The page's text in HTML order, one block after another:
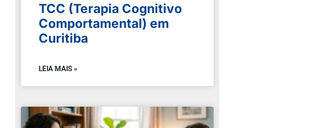
TCC (Terapia Cognitivo
Comportamental) em
Curitiba
LEIA MAIS »